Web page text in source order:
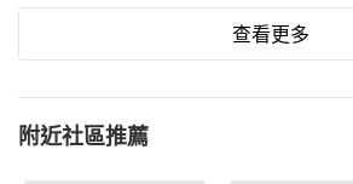
查看更多
附近社區推薦